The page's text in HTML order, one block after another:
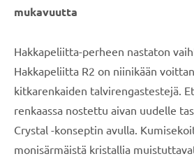
mukavuutta
Hakkapeliitta-perheen nastaton
Hakkapeliitta R2 on niinikään
kitkarenkaiden talvirengastestejä.
renkaassa nostettu aivan uudelle
Crystal -konseptin avulla.
monisärmäistä kristallia